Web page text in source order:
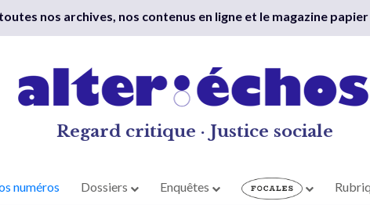
nos archives, nos contenus en ligne et le magazine papier
Regard critique · Justice sociale
numéros Dossiers Enquêtes